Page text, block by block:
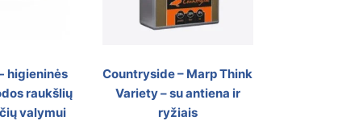
higieninės
raukšlių
valymui
Countryside – Marp Think
Variety – su antiena ir
ryžiais